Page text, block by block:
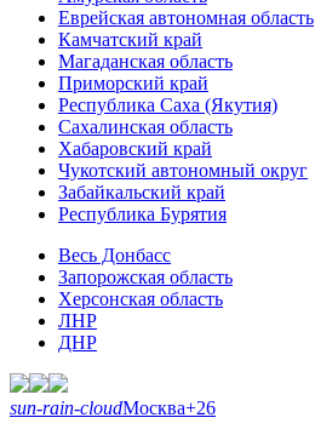
Еврейская автономная область
Камчатский край
Магаданская область
Приморский край
Республика Саха (Якутия)
Сахалинская область
Хабаровский край
Чукотский автономный округ
Забайкальский край
Республика Бурятия
Весь Донбасс
Запорожская область
Херсонская область
ЛНР
ДНР
sun-rain-cloudМосква+26